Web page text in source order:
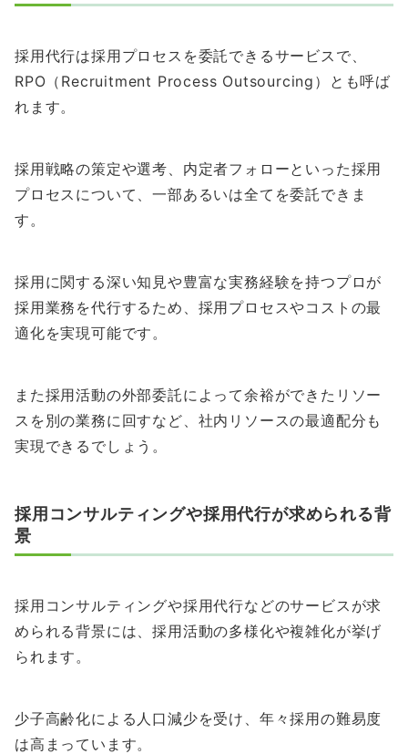
採用代行は採用プロセスを委託できるサービスで、
RPO（Recruitment Process Outsourcing）とも呼ば
れます。
採用戦略の策定や選考、内定者フォローといった採用
プロセスについて、一部あるいは全てを委託できま
す。
採用に関する深い知見や豊富な実務経験を持つプロが
採用業務を代行するため、採用プロセスやコストの最
適化を実現可能です。
また採用活動の外部委託によって余裕ができたリソー
スを別の業務に回すなど、社内リソースの最適配分も
実現できるでしょう。
採用コンサルティングや採用代行が求められる背
景
採用コンサルティングや採用代行などのサービスが求
められる背景には、採用活動の多様化や複雑化が挙げ
られます。
少子高齢化による人口減少を受け、年々採用の難易度
は高まっています。